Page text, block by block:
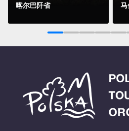
喀尔巴阡省
阅读更多
马
阅
1 2 3 4 5